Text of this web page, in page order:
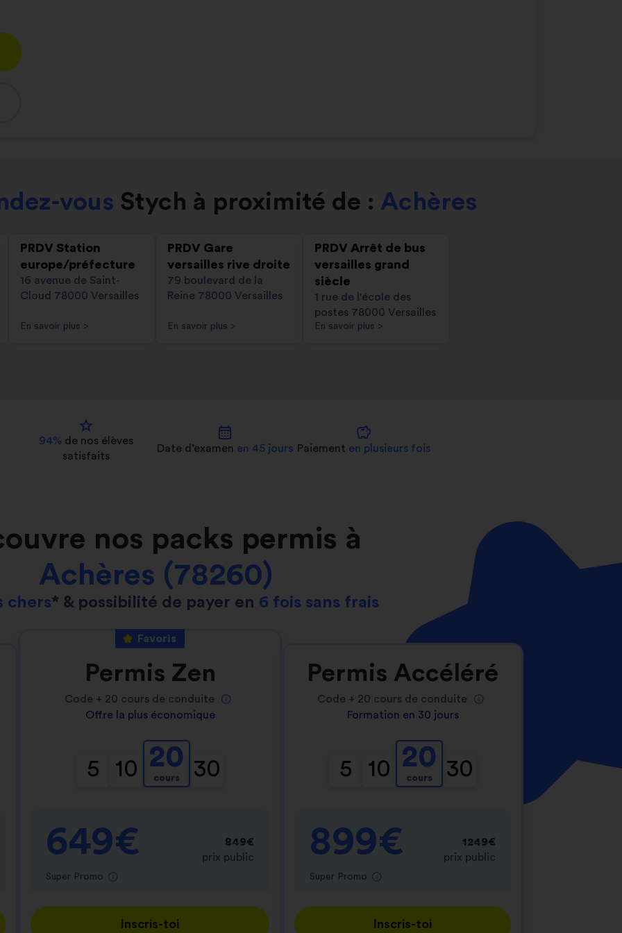
vous Stych à proximité de : Achères
PRDV Station
europe/préfecture
16 avenue de Saint-
Cloud 78000 Versailles
En savoir plus >
PRDV Gare
versailles rive droite
79 boulevard de la
Reine 78000 Versailles
En savoir plus >
PRDV Arrêt de bus
versailles grand
siècle
1 rue de l'école des
postes 78000 Versailles
En savoir plus >
star
94% de nos élèves
satisfaits
calendar_month
Date d’examen en 45 jours
savings
Paiement en plusieurs fois
nos packs permis à
Achères (78260)
chers* & possibilité de payer en 6 fois sans frais
Favoris
Permis Zen
Code + 20 cours de conduite
Offre la plus économique
5 10 20
cours 30
649€
Super Promo
849€
prix public
Inscris-toi
Permis Accéléré
Code + 20 cours de conduite
Formation en 30 jours
5 10 20
cours 30
899€
Super Promo
1249€
prix public
Inscris-toi